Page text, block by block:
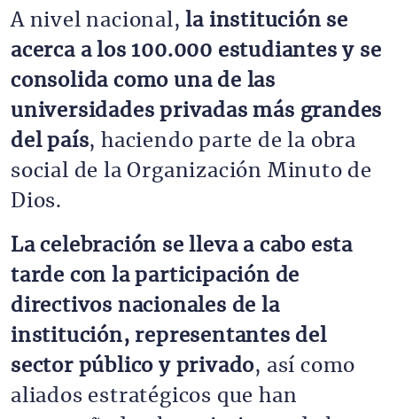
A nivel nacional, la institución se
acerca a los 100.000 estudiantes y se
consolida como una de las
universidades privadas más grandes
del país, haciendo parte de la obra
social de la Organización Minuto de
Dios.
La celebración se lleva a cabo esta
tarde con la participación de
directivos nacionales de la
institución, representantes del
sector público y privado, así como
aliados estratégicos que han